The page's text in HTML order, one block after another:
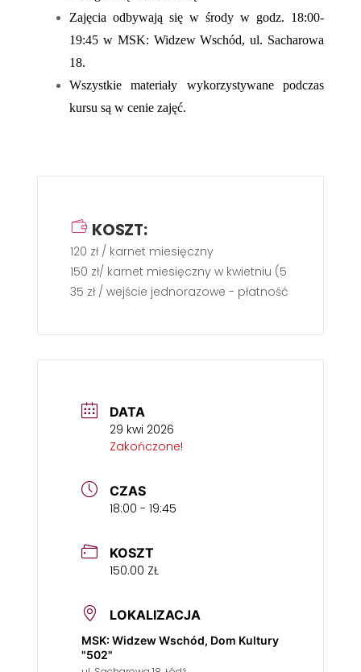
Zajęcia odbywają się w środy w godz. 18:00-
19:45 w MSK: Widzew Wschód, ul. Sacharowa
18.
Wszystkie materiały wykorzystywane podczas
kursu są w cenie zajęć.
KOSZT:
120 zł / karnet miesięczny
150 zł/ karnet miesięczny w kwietniu (5 zajęć)
35 zł / wejście jednorazowe - płatność gotówką
DATA
29 kwi 2026
Zakończone!
CZAS
18:00 - 19:45
KOSZT
150.00 ZŁ
LOKALIZACJA
MSK: Widzew Wschód, Dom Kultury
"502"